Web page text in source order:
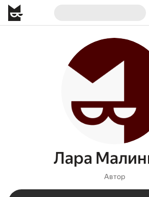
Лара
Автор